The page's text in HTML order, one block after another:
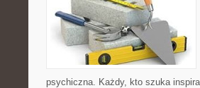
psychiczna. Każdy, kto szuka